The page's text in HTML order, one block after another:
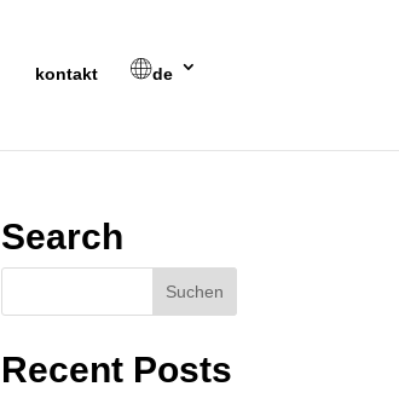
kontakt de
Search
Recent Posts